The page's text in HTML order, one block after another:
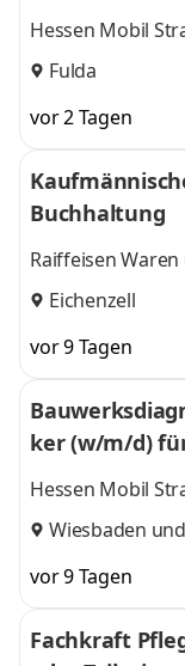
Hessen Mobil
Fulda
vor 2 Tagen
Buchhaltung
Raiffeisen Waren
Eichenzell
vor 9 Tagen
ker (w/m/d)
Hessen Mobil
Wiesbaden und
vor 9 Tagen
Fachkraft